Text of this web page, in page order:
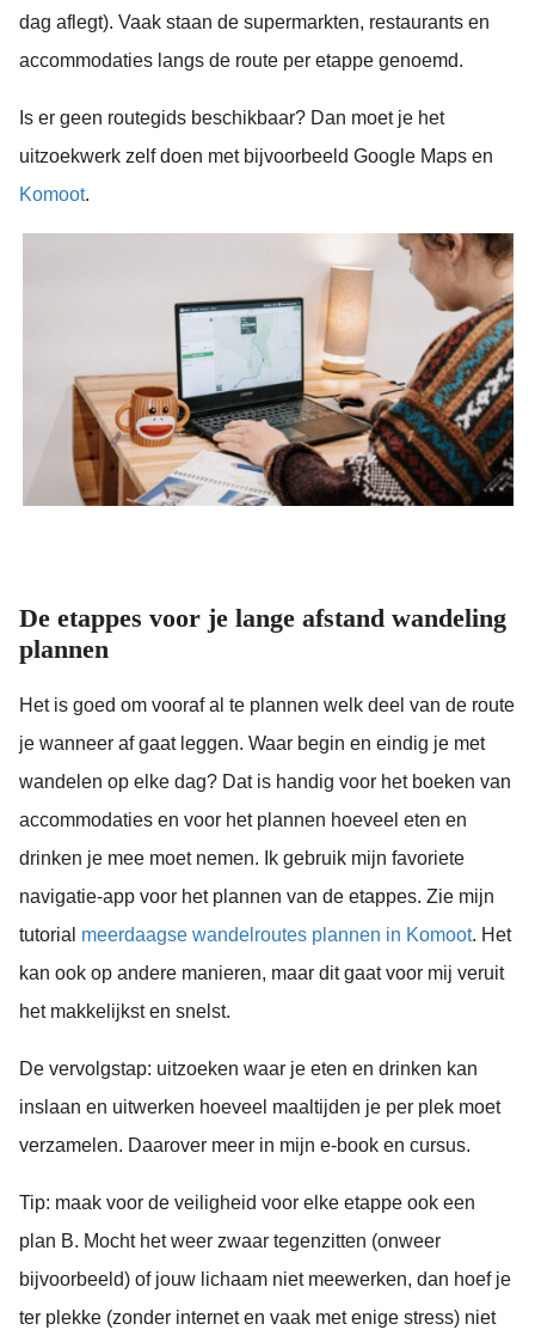
dag aflegt). Vaak staan de supermarkten, restaurants en
accommodaties langs de route per etappe genoemd.
Is er geen routegids beschikbaar? Dan moet je het
uitzoekwerk zelf doen met bijvoorbeeld Google Maps en
Komoot.
De etappes voor je lange afstand wandeling
plannen
Het is goed om vooraf al te plannen welk deel van de route
je wanneer af gaat leggen. Waar begin en eindig je met
wandelen op elke dag? Dat is handig voor het boeken van
accommodaties en voor het plannen hoeveel eten en
drinken je mee moet nemen. Ik gebruik mijn favoriete
navigatie-app voor het plannen van de etappes. Zie mijn
tutorial meerdaagse wandelroutes plannen in Komoot. Het
kan ook op andere manieren, maar dit gaat voor mij veruit
het makkelijkst en snelst.
De vervolgstap: uitzoeken waar je eten en drinken kan
inslaan en uitwerken hoeveel maaltijden je per plek moet
verzamelen. Daarover meer in mijn e-book en cursus.
Tip: maak voor de veiligheid voor elke etappe ook een
plan B. Mocht het weer zwaar tegenzitten (onweer
bijvoorbeeld) of jouw lichaam niet meewerken, dan hoef je
ter plekke (zonder internet en vaak met enige stress) niet